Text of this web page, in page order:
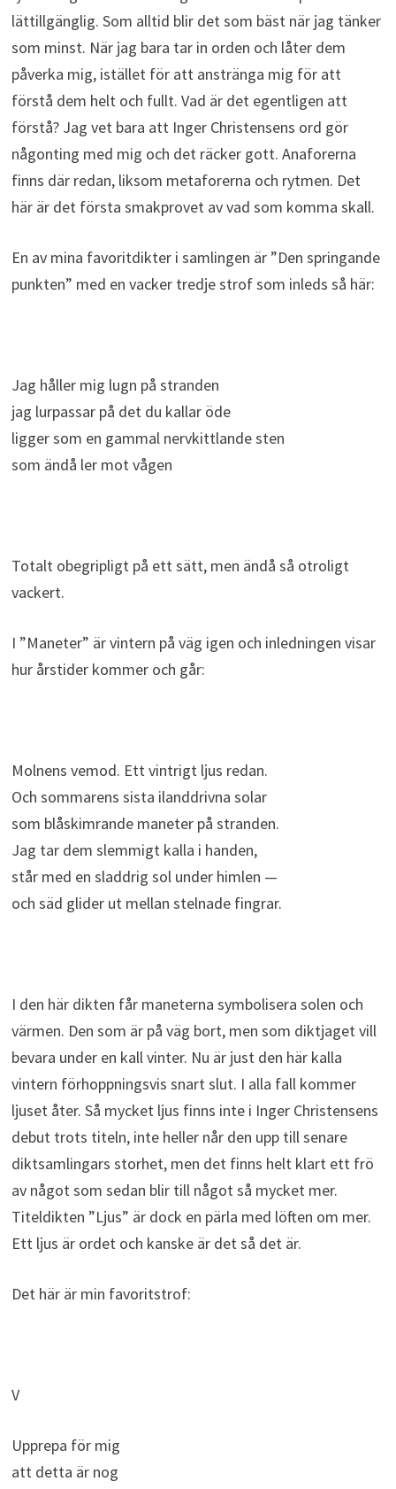
lättillgänglig. Som alltid blir det som bäst när jag tänker
som minst. När jag bara tar in orden och låter dem
påverka mig, istället för att anstränga mig för att
förstå dem helt och fullt. Vad är det egentligen att
förstå? Jag vet bara att Inger Christensens ord gör
någonting med mig och det räcker gott. Anaforerna
finns där redan, liksom metaforerna och rytmen. Det
här är det första smakprovet av vad som komma skall.
En av mina favoritdikter i samlingen är ”Den springande
punkten” med en vacker tredje strof som inleds så här:
Jag håller mig lugn på stranden
jag lurpassar på det du kallar öde
ligger som en gammal nervkittlande sten
som ändå ler mot vågen
Totalt obegripligt på ett sätt, men ändå så otroligt
vackert.
I ”Maneter” är vintern på väg igen och inledningen visar
hur årstider kommer och går:
Molnens vemod. Ett vintrigt ljus redan.
Och sommarens sista ilanddrivna solar
som blåskimrande maneter på stranden.
Jag tar dem slemmigt kalla i handen,
står med en sladdrig sol under himlen —
och säd glider ut mellan stelnade fingrar.
I den här dikten får maneterna symbolisera solen och
värmen. Den som är på väg bort, men som diktjaget vill
bevara under en kall vinter. Nu är just den här kalla
vintern förhoppningsvis snart slut. I alla fall kommer
ljuset åter. Så mycket ljus finns inte i Inger Christensens
debut trots titeln, inte heller når den upp till senare
diktsamlingars storhet, men det finns helt klart ett frö
av något som sedan blir till något så mycket mer.
Titeldikten ”Ljus” är dock en pärla med löften om mer.
Ett ljus är ordet och kanske är det så det är.
Det här är min favoritstrof:
V
Upprepa för mig
att detta är nog